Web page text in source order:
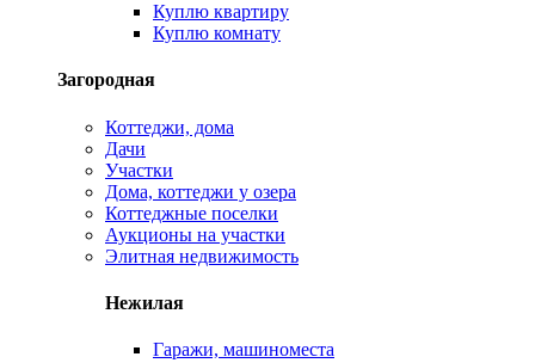
Куплю квартиру
Куплю комнату
Загородная
Коттеджи, дома
Дачи
Участки
Дома, коттеджи у озера
Коттеджные поселки
Аукционы на участки
Элитная недвижимость
Нежилая
Гаражи, машиноместа